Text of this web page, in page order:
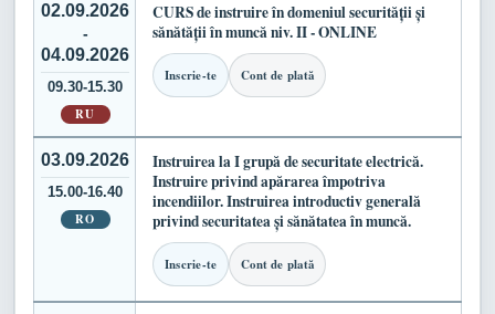
02.09.2026
-
04.09.2026
09.30-15.30
RU
CURS de instruire în domeniul securității și
sănătății în muncă niv. II - ONLINE
Inscrie-te Cont de plată
03.09.2026
15.00-16.40
RO
Instruirea la I grupă de securitate electrică.
Instruire privind apărarea împotriva
incendiilor. Instruirea introductiv generală
privind securitatea și sănătatea în muncă.
Inscrie-te Cont de plată